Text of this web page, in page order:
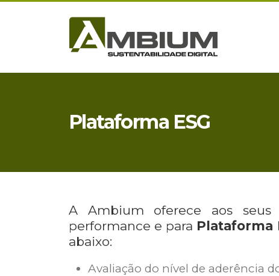
Plataforma ESG
A Ambium oferece aos
performance e para Plataforma
abaixo:
Avaliação do nível de aderência